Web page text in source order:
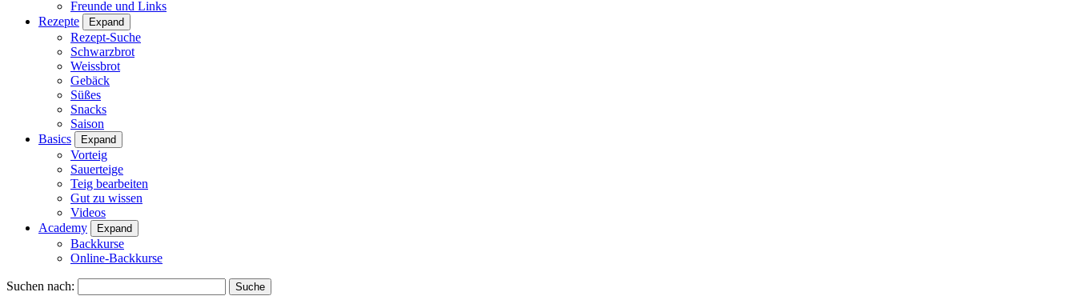
Freunde und Links
Rezepte
Expand
Rezept-Suche
Schwarzbrot
Weissbrot
Gebäck
Süßes
Snacks
Saison
Basics
Expand
Vorteig
Sauerteige
Teig bearbeiten
Gut zu wissen
Videos
Academy
Expand
Backkurse
Online-Backkurse
Suchen nach: